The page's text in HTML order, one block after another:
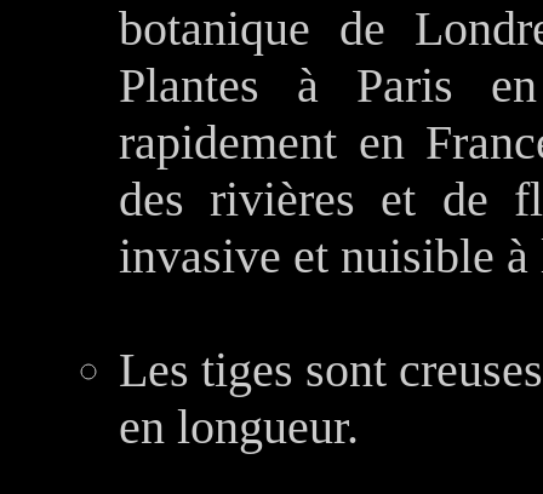
botanique de
Plantes à Paris
rapidement en
des rivières et de
invasive et nuisible
Les tiges sont
en longueur.